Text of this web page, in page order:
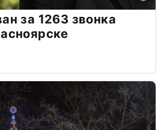
за 1263 звонка